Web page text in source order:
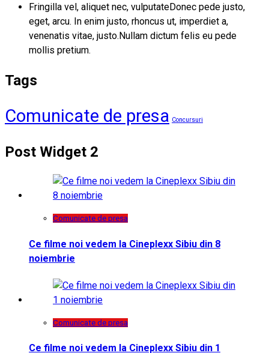
Fringilla vel, aliquet nec, vulputateDonec pede justo,
eget, arcu. In enim justo, rhoncus ut, imperdiet a,
venenatis vitae, justo.Nullam dictum felis eu pede
mollis pretium.
Tags
Comunicate de presa Concursuri
Post Widget 2
Comunicate de presa
Ce filme noi vedem la Cineplexx Sibiu din 8
noiembrie
Comunicate de presa
Ce filme noi vedem la Cineplexx Sibiu din 1